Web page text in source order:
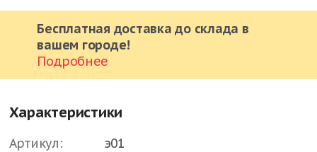
Бесплатная доставка до склада в
вашем городе!
Подробнее
Характеристики
Артикул:
э01